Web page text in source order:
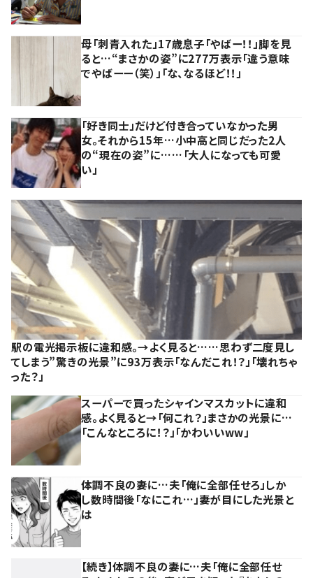
母「刺青入れた」17歳息子「やばー！！」脚を見
ると…“まさかの姿”に277万表示「違う意味
でやばーー（笑）」「な、なるほど！！」
「好き同士」だけど付き合っていなかった男
女。それから15年…小中高と同じだった2人
の“現在の姿”に……「大人になっても可愛
い」
駅の電光掲示板に違和感。→よく見ると……思わず二度見し
てしまう”驚きの光景”に93万表示「なんだこれ！？」「壊れちゃ
った？」
スーパーで買ったシャインマスカットに違和
感。よく見ると→「何これ？」まさかの光景に…
「こんなところに！？」「かわいいww」
体調不良の妻に…夫「俺に全部任せろ」しか
し数時間後「なにこれ…」妻が目にした光景と
は
【続き】体調不良の妻に…夫「俺に全部任せ